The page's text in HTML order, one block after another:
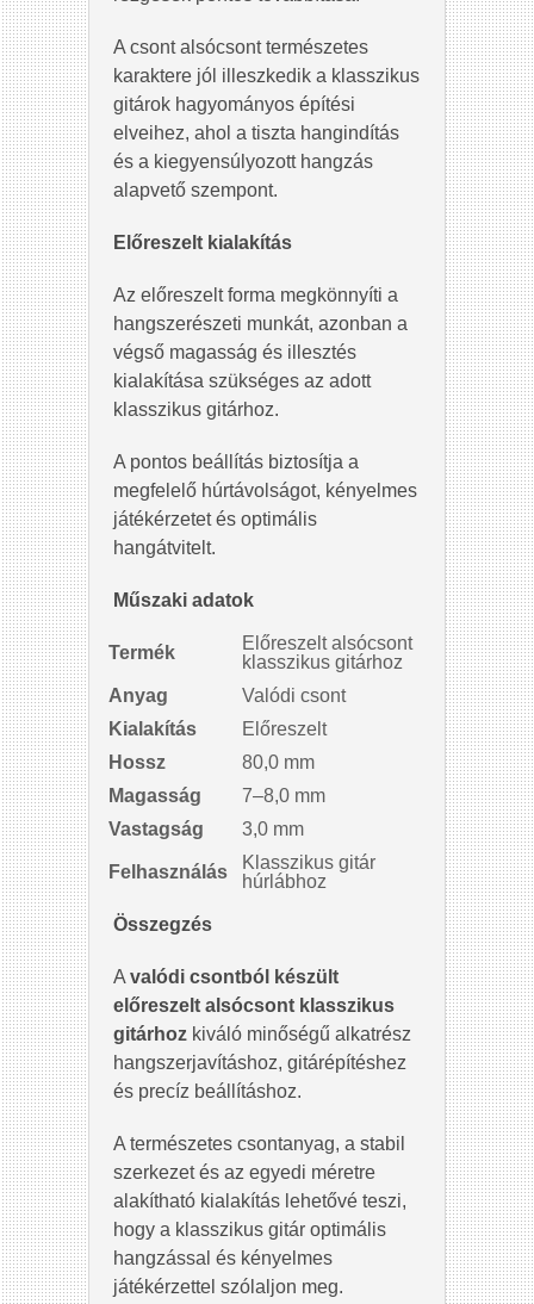
A csont alsócsont természetes
karaktere jól illeszkedik a klasszikus
gitárok hagyományos építési
elveihez, ahol a tiszta hangindítás
és a kiegyensúlyozott hangzás
alapvető szempont.
Előreszelt kialakítás
Az előreszelt forma megkönnyíti a
hangszerészeti munkát, azonban a
végső magasság és illesztés
kialakítása szükséges az adott
klasszikus gitárhoz.
A pontos beállítás biztosítja a
megfelelő húrtávolságot, kényelmes
játékérzetet és optimális
hangátvitelt.
Műszaki adatok
Termék
Előreszelt alsócsont
klasszikus gitárhoz
Anyag
Valódi csont
Kialakítás
Előreszelt
Hossz
80,0 mm
Magasság
7–8,0 mm
Vastagság
3,0 mm
Felhasználás
Klasszikus gitár
húrlábhoz
Összegzés
A valódi csontból készült
előreszelt alsócsont klasszikus
gitárhoz kiváló minőségű alkatrész
hangszerjavításhoz, gitárépítéshez
és precíz beállításhoz.
A természetes csontanyag, a stabil
szerkezet és az egyedi méretre
alakítható kialakítás lehetővé teszi,
hogy a klasszikus gitár optimális
hangzással és kényelmes
játékérzettel szólaljon meg.